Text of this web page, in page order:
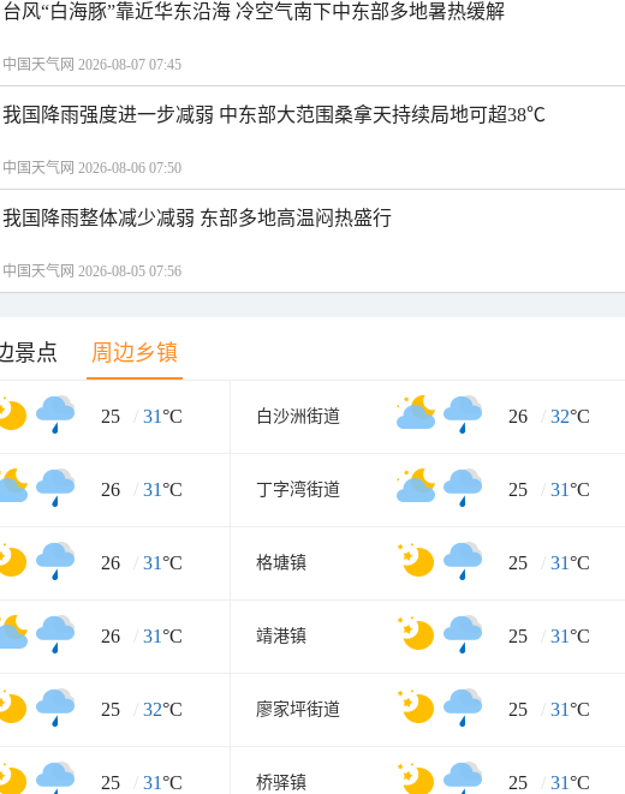
台风“白海豚”靠近华东沿海 冷空气南下中东部多地暑热缓解
中国天气网 2026-08-07 07:45
我国降雨强度进一步减弱 中东部大范围桑拿天持续局地可超38℃
中国天气网 2026-08-06 07:50
我国降雨整体减少减弱 东部多地高温闷热盛行
中国天气网 2026-08-05 07:56
景点 周边乡镇
25 / 31°C 白沙洲街道 26 / 32°C
26 / 31°C 丁字湾街道 25 / 31°C
26 / 31°C 格塘镇 25 / 31°C
26 / 31°C 靖港镇 25 / 31°C
25 / 32°C 廖家坪街道 25 / 31°C
25 / 31°C 桥驿镇 25 / 31°C